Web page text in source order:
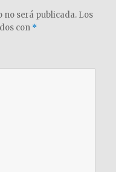
no será publicada. Los
con *